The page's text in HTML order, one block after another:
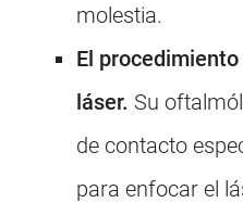
molestia.
El
láser. Su
de contacto
para enfocar el